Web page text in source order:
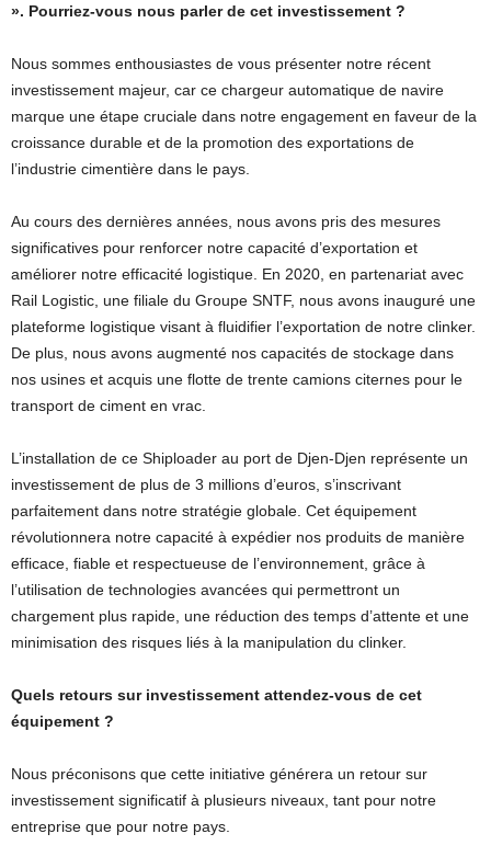
». Pourriez-vous nous parler de cet investissement ?
Nous sommes enthousiastes de vous présenter notre récent
investissement majeur, car ce chargeur automatique de navire
marque une étape cruciale dans notre engagement en faveur de la
croissance durable et de la promotion des exportations de
l’industrie cimentière dans le pays.
Au cours des dernières années, nous avons pris des mesures
significatives pour renforcer notre capacité d’exportation et
améliorer notre efficacité logistique. En 2020, en partenariat avec
Rail Logistic, une filiale du Groupe SNTF, nous avons inauguré une
plateforme logistique visant à fluidifier l’exportation de notre clinker.
De plus, nous avons augmenté nos capacités de stockage dans
nos usines et acquis une flotte de trente camions citernes pour le
transport de ciment en vrac.
L’installation de ce Shiploader au port de Djen-Djen représente un
investissement de plus de 3 millions d’euros, s’inscrivant
parfaitement dans notre stratégie globale. Cet équipement
révolutionnera notre capacité à expédier nos produits de manière
efficace, fiable et respectueuse de l’environnement, grâce à
l’utilisation de technologies avancées qui permettront un
chargement plus rapide, une réduction des temps d’attente et une
minimisation des risques liés à la manipulation du clinker.
Quels retours sur investissement attendez-vous de cet
équipement ?
Nous préconisons que cette initiative générera un retour sur
investissement significatif à plusieurs niveaux, tant pour notre
entreprise que pour notre pays.